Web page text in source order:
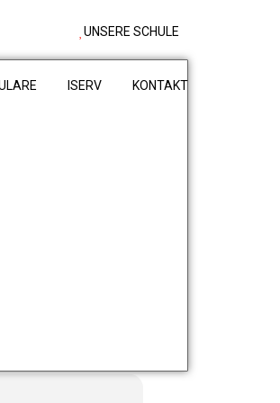
UNSERE SCHULE
ISERV KONTAKT